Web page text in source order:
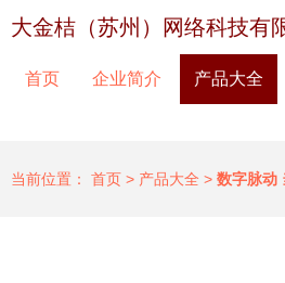
大金桔（苏州）网络科技有
首页 企业简介 产品大全
当前位置： 首页 > 产品大全 > 数字脉动